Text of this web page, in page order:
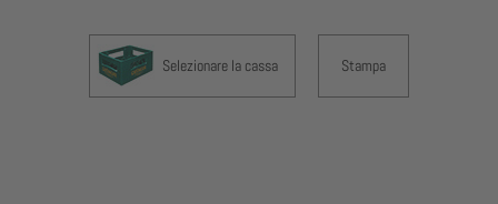
Selezionare la cassa Stampa